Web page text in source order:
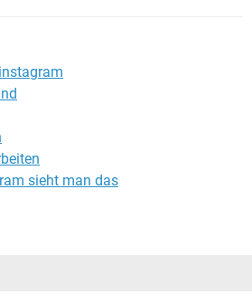
sieht man das